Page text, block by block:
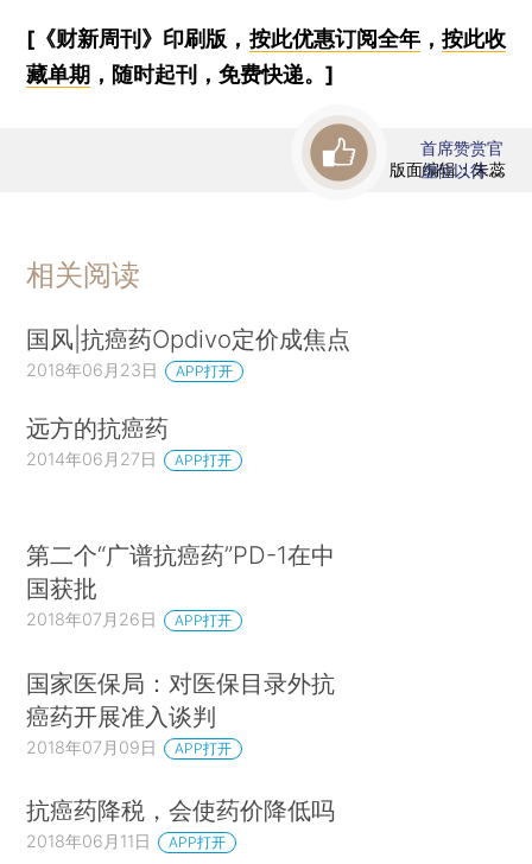
[《财新周刊》印刷版， 按此优惠订阅全年， 按此收
藏单期 ，随时起刊，免费快递。]
版面编辑：朱蕊
首席赞赏官
虚位以待
相关阅读
国风|抗癌药Opdivo定价成焦点
2018年06月23日 APP打开
远方的抗癌药
2014年06月27日 APP打开
第二个“广谱抗癌药”PD-1在中
国获批
2018年07月26日 APP打开
国家医保局：对医保目录外抗
癌药开展准入谈判
2018年07月09日 APP打开
抗癌药降税，会使药价降低吗
2018年06月11日 APP打开